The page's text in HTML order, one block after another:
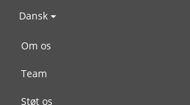
Dansk
Om os
Team
Støt os